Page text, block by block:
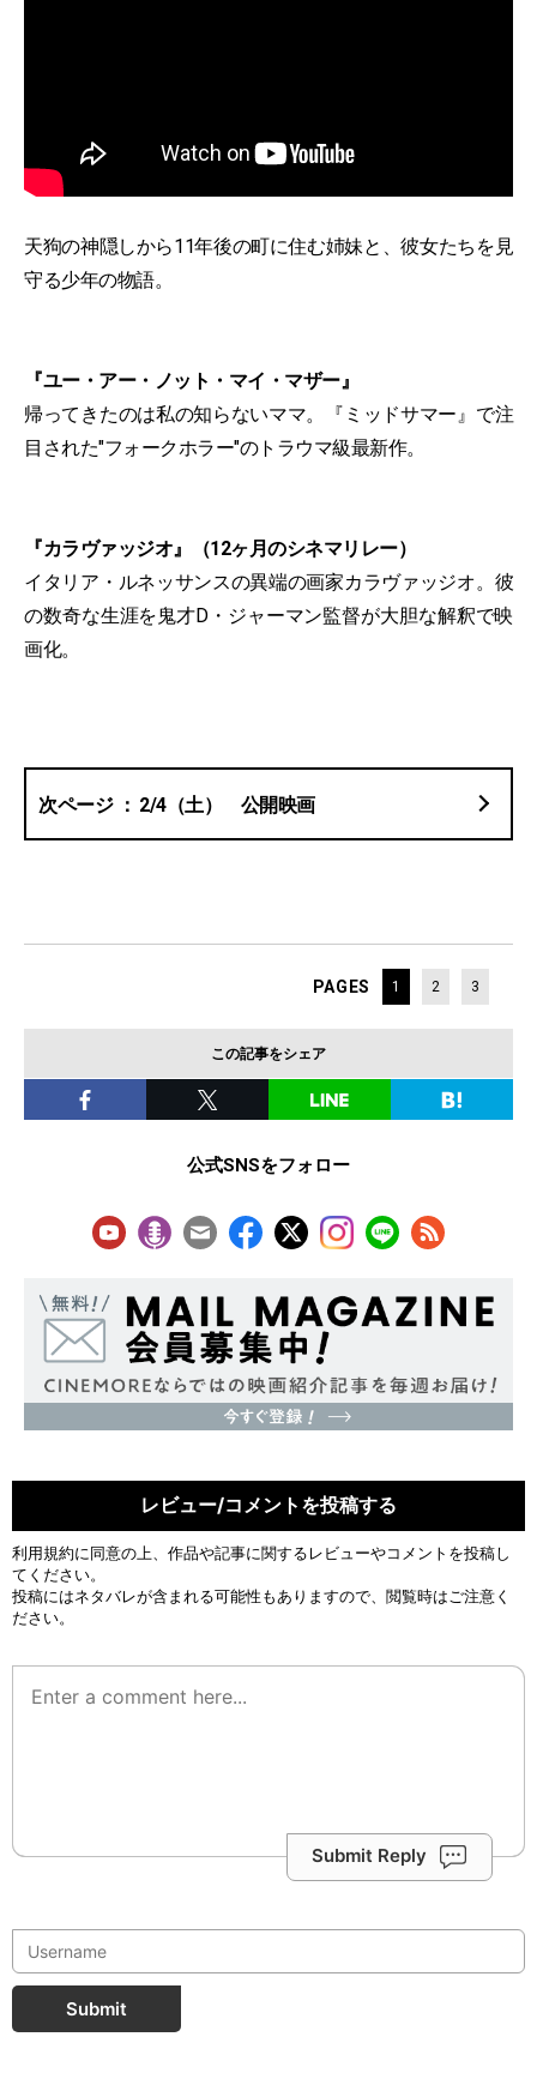
天狗の神隠しから11年後の町に住む姉妹と、彼女たちを見
守る少年の物語。
『ユー・アー・ノット・マイ・マザー』
帰ってきたのは私の知らないママ。『ミッドサマー』で注
目された"フォークホラー"のトラウマ級最新作。
『カラヴァッジオ』（12ヶ月のシネマリレー）
イタリア・ルネッサンスの異端の画家カラヴァッジオ。彼
の数奇な生涯を鬼才D・ジャーマン監督が大胆な解釈で映
画化。
2/4（土） 公開映画
PAGES 1 2 3
この記事をシェア
公式SNSをフォロー
レビュー/コメントを投稿する
利用規約に同意の上、作品や記事に関するレビューやコメントを投稿し
てください。
投稿にはネタバレが含まれる可能性もありますので、閲覧時はご注意く
ださい。
Submit Reply
Submit